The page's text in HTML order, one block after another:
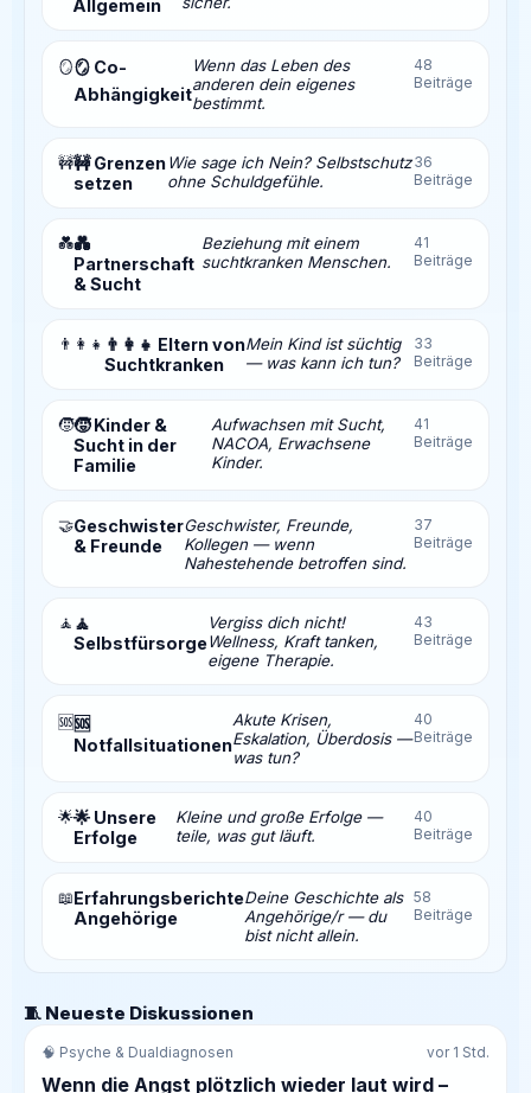
Allgemein
🪞🪞 Co-
Abhängigkeit
Wenn das Leben des
anderen dein eigenes
bestimmt.
48
Beiträge
🚧🚧 Grenzen
setzen
Wie sage ich Nein? Selbstschutz
ohne Schuldgefühle.
36
Beiträge
💑💑
Partnerschaft
& Sucht
Beziehung mit einem
suchtkranken Menschen.
41
Beiträge
👨‍👩‍👧 👨‍👩‍👧 Eltern von
Suchtkranken
Mein Kind ist süchtig
— was kann ich tun?
33
Beiträge
🧒🧒 Kinder &
Sucht in der
Familie
Aufwachsen mit Sucht,
NACOA, Erwachsene
Kinder.
41
Beiträge
🤝Geschwister
& Freunde
Geschwister, Freunde,
Kollegen — wenn
Nahestehende betroffen sind.
37
Beiträge
🧘 🧘
Selbstfürsorge
Vergiss dich nicht!
Wellness, Kraft tanken,
eigene Therapie.
43
Beiträge
🆘🆘
Notfallsituationen
Akute Krisen,
Eskalation, Überdosis —
was tun?
40
Beiträge
🌟🌟 Unsere
Erfolge
Kleine und große Erfolge —
teile, was gut läuft.
40
Beiträge
📖Erfahrungsberichte
Angehörige
Deine Geschichte als
Angehörige/r — du
bist nicht allein.
58
Beiträge
🧵 Neueste Diskussionen
🧠 Psyche & Dualdiagnosen vor 1 Std.
Wenn die Angst plötzlich wieder laut wird –